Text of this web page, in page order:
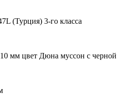
(Турция) 3-го класса
мм цвет Дюна муссон с черной